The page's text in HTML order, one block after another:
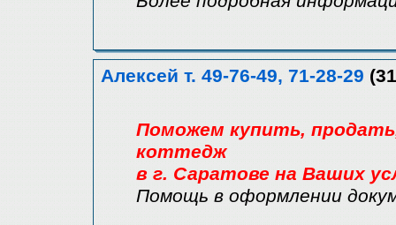
Алексей т. 49-76-49, 71-28-29
Поможем купить,
коттедж
в г. Саратове на Ваших
Помощь в оформлении